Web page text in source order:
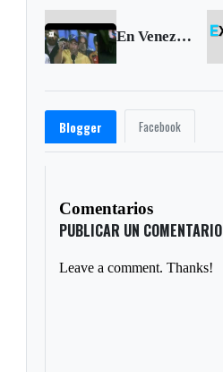
En Venezuela Capriles anuncia que impugnará las elecciones
Blogger Facebook
Comentarios
PUBLICAR UN COMENTARIO
Leave a comment. Thanks!